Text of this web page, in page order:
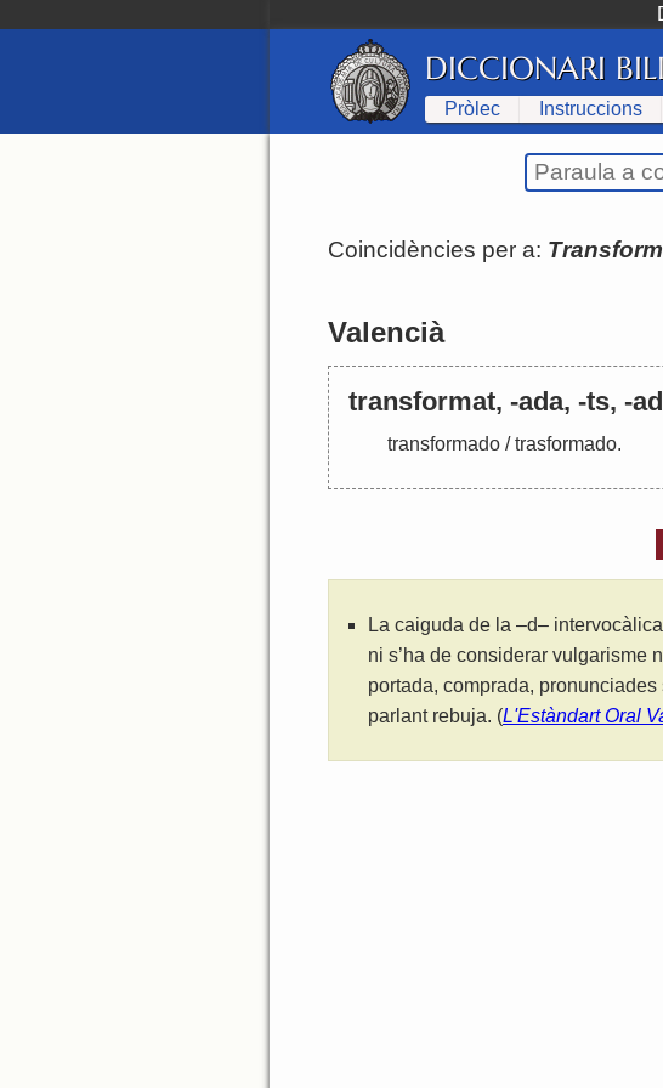
DICCIONARI
Pròlec Instruccions
Coincidències per a:
Valencià
transformat, -ada, -ts, -
transformado /trasformado.
La caiguda de la –d–
ni s’ha de considerar vulgarisme
portada, comprada,
parlant rebuja. (L'Estàndart Oral